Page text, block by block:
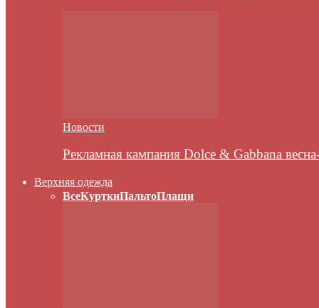
Новости
Рекламная кампания Dolce & Gabbana
Верхняя одежда
ВсеКурткиПальтоПлащи